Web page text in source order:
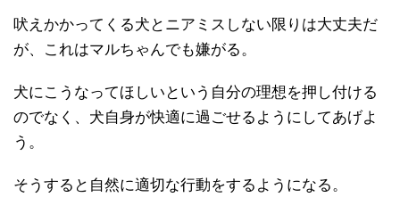
吠えかかってくる犬とニアミスしない限りは大丈夫だ
が、これはマルちゃんでも嫌がる。
犬にこうなってほしいという自分の理想を押し付ける
のでなく、犬自身が快適に過ごせるようにしてあげよ
う。
そうすると自然に適切な行動をするようになる。